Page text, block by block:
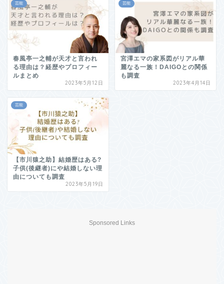
芸能
春風亭一之輔が天才と言われ
る理由は？経歴やプロフィー
ルまとめ
2023年5月12日
芸能
宮澤エマの家系図がリアル華
麗なる一族！DAIGOとの関係
も調査
2023年4月14日
芸能
【市川猿之助】結婚歴はある?
子供(後継者)にや結婚しない理
由についても調査
2023年5月19日
Sponsored Links